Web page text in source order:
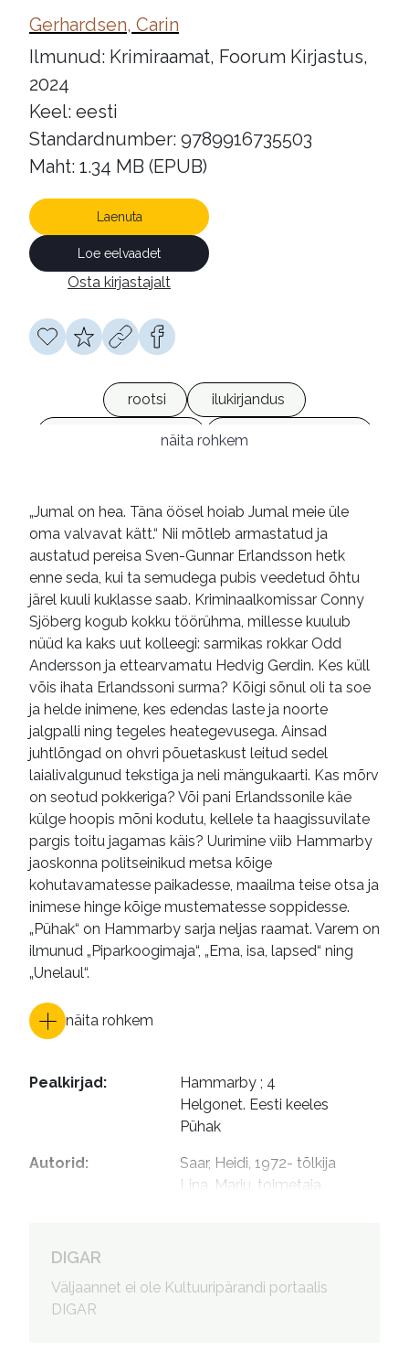
Gerhardsen, Carin
Ilmunud: Krimiraamat, Foorum Kirjastus,
2024
Keel: eesti
Standardnumber: 9789916735503
Maht: 1.34 MB (EPUB)
Laenuta
Loe eelvaadet
Osta kirjastajalt
rootsi
ilukirjandus
kriminaalromaanid
põnevusromaanid
näita rohkem
„Jumal on hea. Täna öösel hoiab Jumal meie üle
oma valvavat kätt.“ Nii mõtleb armastatud ja
austatud pereisa Sven-Gunnar Erlandsson hetk
enne seda, kui ta semudega pubis veedetud õhtu
järel kuuli kuklasse saab. Kriminaalkomissar Conny
Sjöberg kogub kokku töörühma, millesse kuulub
nüüd ka kaks uut kolleegi: sarmikas rokkar Odd
Andersson ja ettearvamatu Hedvig Gerdin. Kes küll
võis ihata Erlandssoni surma? Kõigi sõnul oli ta soe
ja helde inimene, kes edendas laste ja noorte
jalgpalli ning tegeles heategevusega. Ainsad
juhtlõngad on ohvri põuetaskust leitud sedel
laialivalgunud tekstiga ja neli mängukaarti. Kas mõrv
on seotud pokkeriga? Või pani Erlandssonile käe
külge hoopis mõni kodutu, kellele ta haagissuvilate
pargis toitu jagamas käis? Uurimine viib Hammarby
jaoskonna politseinikud metsa kõige
kohutavamatesse paikadesse, maailma teise otsa ja
inimese hinge kõige mustematesse soppidesse.
„Pühak“ on Hammarby sarja neljas raamat. Varem on
ilmunud „Piparkoogimaja“, „Ema, isa, lapsed“ ning
„Unelaul“.
näita rohkem
Pealkirjad:
Hammarby ; 4
Helgonet. Eesti keeles
Pühak
Autorid:
Saar, Heidi, 1972- tõlkija
Lina, Marju, toimetaja
DIGAR
Väljaannet ei ole Kultuuripärandi portaalis
DIGAR